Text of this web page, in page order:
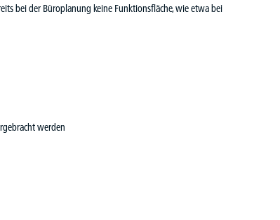
bei der Büroplanung keine Funktionsfläche, wie etwa bei
werden